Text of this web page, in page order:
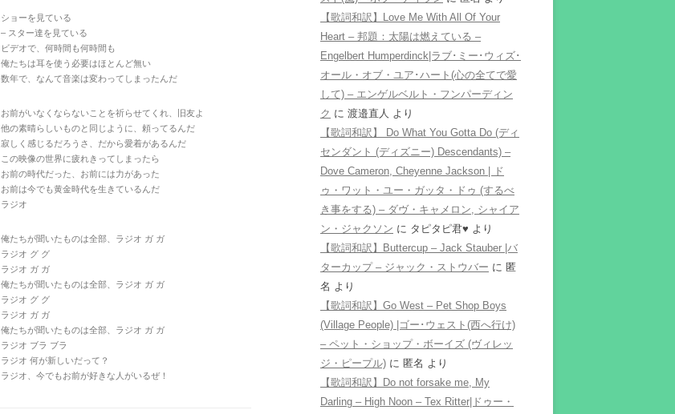
ショーを見ている
– スター達を見ている
ビデオで、何時間も何時間も
俺たちは耳を使う必要はほとんど無い
数年で、なんて音楽は変わってしまったんだ
お前がいなくならないことを祈らせてくれ、旧友よ
他の素晴らしいものと同じように、頼ってるんだ
寂しく感じるだろうさ、だから愛着があるんだ
この映像の世界に疲れきってしまったら
お前の時代だった、お前には力があった
お前は今でも黄金時代を生きているんだ
ラジオ
俺たちが聞いたものは全部、ラジオ ガ ガ
ラジオ グ グ
ラジオ ガ ガ
俺たちが聞いたものは全部、ラジオ ガ ガ
ラジオ グ グ
ラジオ ガ ガ
俺たちが聞いたものは全部、ラジオ ガ ガ
ラジオ ブラ ブラ
ラジオ 何が新しいだって？
ラジオ、今でもお前が好きな人がいるぜ！
【歌詞和訳】Love Me With All Of Your
Heart – 邦題：太陽は燃えている –
Engelbert Humperdinck|ラブ･ミー･ウィズ･
オール・オブ・ユア･ハート(心の全てで愛
して) – エンゲルベルト・フンパーディン
ク に 渡邉直人 より
【歌詞和訳】 Do What You Gotta Do (ディ
センダント (ディズニー) Descendants) –
Dove Cameron, Cheyenne Jackson | ド
ゥ・ワット・ユー・ガッタ・ドゥ (するべ
き事をする) – ダヴ・キャメロン, シャイア
ン・ジャクソン に タピタピ君♥️ より
【歌詞和訳】Buttercup – Jack Stauber |バ
ターカップ – ジャック・ストウバー に 匿
名 より
【歌詞和訳】Go West – Pet Shop Boys
(Village People) |ゴー･ウェスト(西へ行け)
– ペット・ショップ・ボーイズ (ヴィレッ
ジ・ピープル) に 匿名 より
【歌詞和訳】Do not forsake me, My
Darling – High Noon – Tex Ritter|ドゥー・